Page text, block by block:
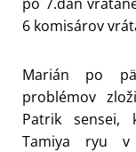
6 komisárov
Marián po
problémov
Patrik sensei,
Tamiya ryu v